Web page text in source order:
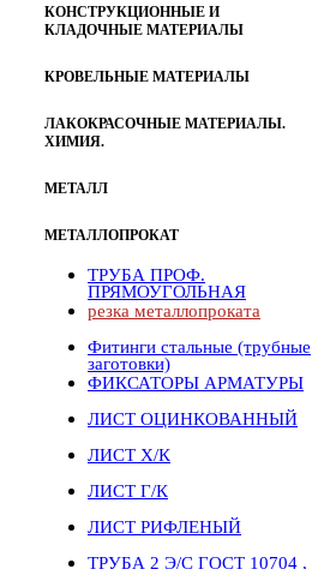
КОНСТРУКЦИОННЫЕ И
КЛАДОЧНЫЕ МАТЕРИАЛЫ
КРОВЕЛЬНЫЕ МАТЕРИАЛЫ
ЛАКОКРАСОЧНЫЕ МАТЕРИАЛЫ.
ХИМИЯ.
МЕТАЛЛ
МЕТАЛЛОПРОКАТ
ТРУБА ПРОФ.
ПРЯМОУГОЛЬНАЯ
резка металлопроката
Фитинги стальные (трубные
заготовки)
ФИКСАТОРЫ АРМАТУРЫ
ЛИСТ ОЦИНКОВАННЫЙ
ЛИСТ Х/К
ЛИСТ Г/К
ЛИСТ РИФЛЕНЫЙ
ТРУБА 2 Э/С ГОСТ 10704 ,